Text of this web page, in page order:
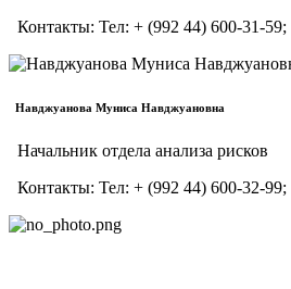
Контакты: Тел: + (992 44) 600-31-59;
Навджуанова Муниса Навджуановна
Начальник отдела анализа рисков
Контакты: Тел: + (992 44) 600-32-99;